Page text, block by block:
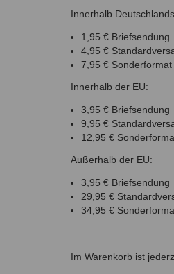
Innerhalb
1,95 € Briefsendung
4,95 €
7,95 € Sonderformat
Innerhalb der EU:
3,95 € Briefsendung
9,95 €
12,95 €
Außerhalb der EU:
3,95 € Briefsendung
29,95 €
34,95 €
Im Warenkorb ist